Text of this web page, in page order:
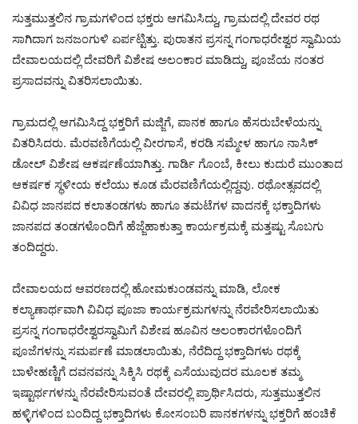
ಸುತ್ತಮುತ್ತಲಿನ ಗ್ರಾಮಗಳಿಂದ ಭಕ್ತರು ಆಗಮಿಸಿದ್ದು, ಗ್ರಾಮದಲ್ಲಿ ದೇವರ ರಥ
ಸಾಗಿದಾಗ ಜನಜಂಗುಳಿ ಏರ್ಪಟ್ಟಿತ್ತು. ಪುರಾತನ ಪ್ರಸನ್ನ ಗಂಗಾಧರೇಶ್ವರ ಸ್ವಾಮಿಯ
ದೇವಾಲಯದಲ್ಲಿ ದೇವರಿಗೆ ವಿಶೇಷ ಅಲಂಕಾರ ಮಾಡಿದ್ದು, ಪೂಜೆಯ ನಂತರ
ಪ್ರಸಾದವನ್ನು ವಿತರಿಸಲಾಯಿತು.
ಗ್ರಾಮದಲ್ಲಿ ಆಗಮಿಸಿದ್ದ ಭಕ್ತರಿಗೆ ಮಜ್ಜಿಗೆ, ಪಾನಕ ಹಾಗೂ ಹೆಸರುಬೇಳೆಯನ್ನು
ವಿತರಿಸಿದರು. ಮೆರವಣಿಗೆಯಲ್ಲಿ ವೀರಗಾಸೆ, ಕರಡಿ ಸಮ್ಮೇಳ ಹಾಗೂ ನಾಸಿಕ್‌
ಡೋಲ್‌ ವಿಶೇಷ ಆಕರ್ಷಣೆಯಾಗಿತ್ತು. ಗಾರ್ಡಿ ಗೊಂಬೆ, ಕೀಲು ಕುದುರೆ ಮುಂತಾದ
ಆಕರ್ಷಕ ಸ್ಥಳೀಯ ಕಲೆಯು ಕೂಡ ಮೆರವಣಿಗೆಯಲ್ಲಿದ್ದವು. ರಥೋತ್ಸವದಲ್ಲಿ
ವಿವಿಧ ಜಾನಪದ ಕಲಾತಂಡಗಳು ಹಾಗೂ ತಮಟೆಗಳ ವಾದನಕ್ಕೆ ಭಕ್ತಾದಿಗಳು
ಜಾನಪದ ತಂಡಗಳೊಂದಿಗೆ ಹೆಜ್ಜೆಹಾಕುತ್ತಾ ಕಾರ್ಯಕ್ರಮಕ್ಕೆ ಮತ್ತಷ್ಟು ಸೊಬಗು
ತಂದಿದ್ದರು.
ದೇವಾಲಯದ ಆವರಣದಲ್ಲಿ ಹೋಮಕುಂಡವನ್ನು ಮಾಡಿ, ಲೋಕ
ಕಲ್ಯಾಣಾರ್ಥವಾಗಿ ವಿವಿಧ ಪೂಜಾ ಕಾರ್ಯಕ್ರಮಗಳನ್ನು ನೆರವೇರಿಸಲಾಯಿತು
ಪ್ರಸನ್ನ ಗಂಗಾಧರೇಶ್ವರಸ್ವಾಮಿಗೆ ವಿಶೇಷ ಹೂವಿನ ಅಲಂಕಾರಗಳೊಂದಿಗೆ
ಪೂಜೆಗಳನ್ನು ಸಮರ್ಪಣೆ ಮಾಡಲಾಯಿತು, ನೆರೆದಿದ್ದ ಭಕ್ತಾದಿಗಳು ರಥಕ್ಕೆ
ಬಾಳೇಹಣ್ಣಿಗೆ ದವನವನ್ನು ಸಿಕ್ಕಿಸಿ ರಥಕ್ಕೆ ಎಸೆಯುವುದರ ಮೂಲಕ ತಮ್ಮ
ಇಷ್ಟಾರ್ಥಗಳನ್ನು ನೆರವೇರಿಸುವಂತೆ ದೇವರಲ್ಲಿ ಪ್ರಾರ್ಥಿಸಿದರು, ಸುತ್ತಮುತ್ತಲಿನ
ಹಳ್ಳಿಗಳಿಂದ ಬಂದಿದ್ದ ಭಕ್ತಾದಿಗಳು ಕೋಸಂಬರಿ ಪಾನಕಗಳನ್ನು ಭಕ್ತರಿಗೆ ಹಂಚಿಕೆ